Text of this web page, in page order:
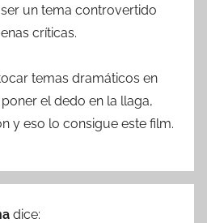
un tema controvertido
críticas.
temas dramáticos en
el dedo en la llaga,
y eso lo consigue este film.
dice: